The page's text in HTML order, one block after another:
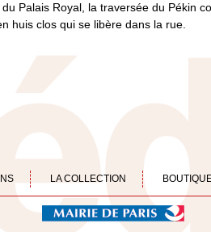
Palais Royal, la traversée du Pékin
huis clos qui se libère dans la rue.
LA COLLECTION